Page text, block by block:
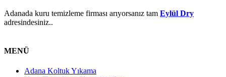
Adanada kuru temizleme firması arıyorsanız tam Eylül Dry
adresindesiniz..
MENÜ
Adana Koltuk Yıkama